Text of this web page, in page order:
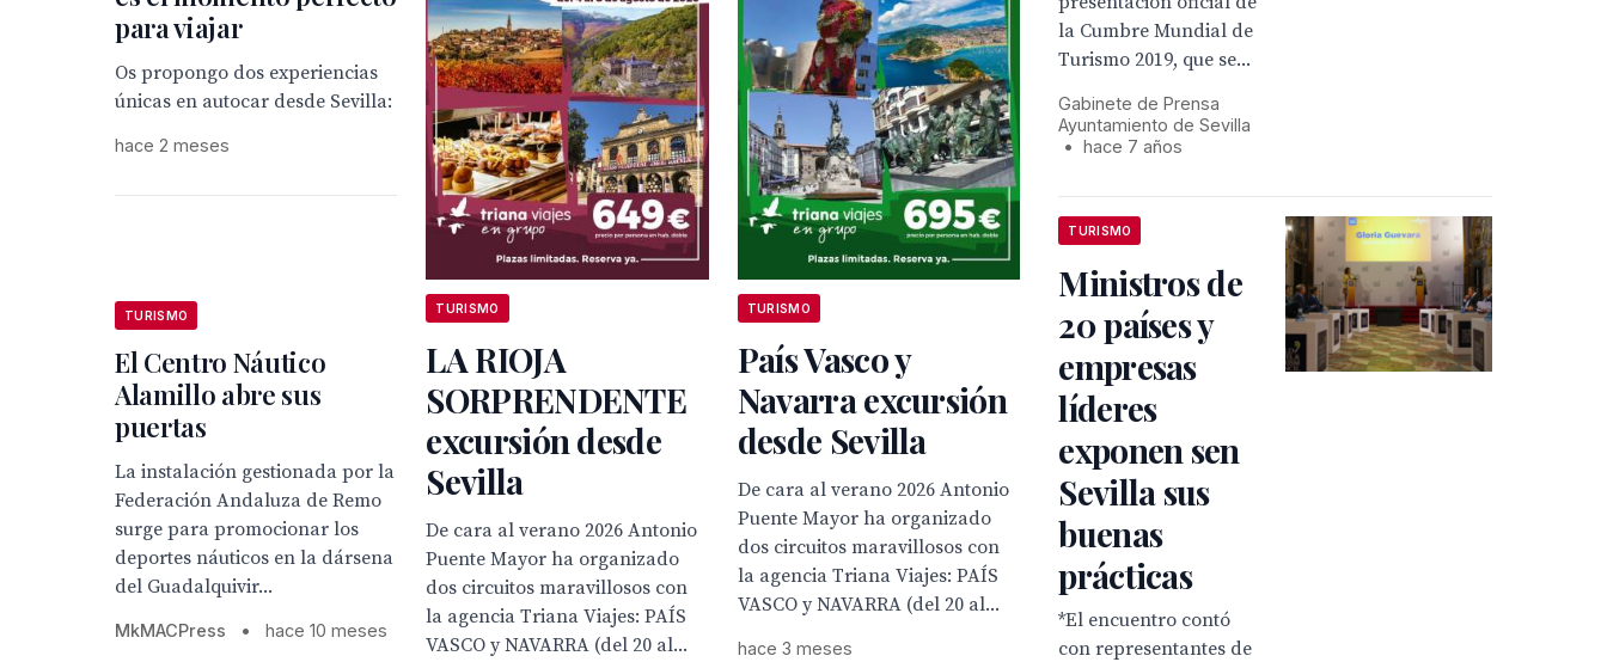
para viajar
Os propongo dos experiencias
únicas en autocar desde Sevilla:
hace 2 meses
TURISMO
LA RIOJA
SORPRENDENTE
excursión desde
Sevilla
De cara al verano 2026 Antonio
Puente Mayor ha organizado
dos circuitos maravillosos con
la agencia Triana Viajes: PAÍS
VASCO y NAVARRA (del 20 al...
TURISMO
País Vasco y
Navarra excursión
desde Sevilla
De cara al verano 2026 Antonio
Puente Mayor ha organizado
dos circuitos maravillosos con
la agencia Triana Viajes: PAÍS
VASCO y NAVARRA (del 20 al...
hace 3 meses
TURISMO
El Centro Náutico
Alamillo abre sus
puertas
La instalación gestionada por la
Federación Andaluza de Remo
surge para promocionar los
deportes náuticos en la dársena
del Guadalquivir...
MkMACPress • hace 10 meses
la Cumbre Mundial de
Turismo 2019, que se...
Gabinete de Prensa
Ayuntamiento de Sevilla
•
hace 7 años
TURISMO
Ministros de
20 países y
empresas
líderes
exponen sen
Sevilla sus
buenas
prácticas
*El encuentro contó
con representantes de